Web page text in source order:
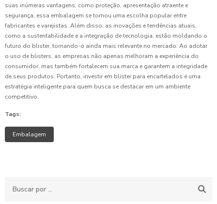
suas inúmeras vantagens, como proteção, apresentação atraente e
segurança, essa embalagem se tornou uma escolha popular entre
fabricantes e varejistas. Além disso, as inovações e tendências atuais,
como a sustentabilidade e a integração de tecnologia, estão moldando o
futuro do blister, tornando-o ainda mais relevante no mercado. Ao adotar
o uso de blisters, as empresas não apenas melhoram a experiência do
consumidor, mas também fortalecem sua marca e garantem a integridade
de seus produtos. Portanto, investir em blister para encartelados é uma
estratégia inteligente para quem busca se destacar em um ambiente
competitivo.
Tags:
Embalagem